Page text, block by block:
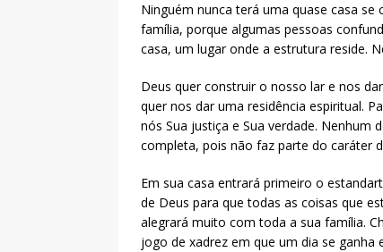
Ninguém nunca terá uma quase casa se
família, porque algumas pessoas
casa, um lugar onde a estrutura reside.
Deus quer construir o nosso lar e nos
quer nos dar uma residência espiritual.
nós Sua justiça e Sua verdade. Nenhum
completa, pois não faz parte do caráter
Em sua casa entrará primeiro o
de Deus para que todas as coisas que
alegrará muito com toda a sua família.
jogo de xadrez em que um dia se